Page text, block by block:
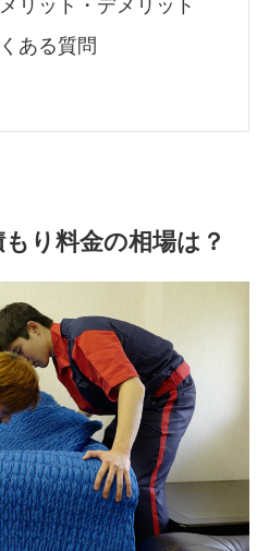
リット・デメリット
ある質問
り料金の相場は？